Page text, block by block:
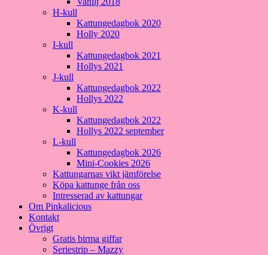
H-kull
Kattungedagbok 2020
Holly 2020
I-kull
Kattungedagbok 2021
Hollys 2021
J-kull
Kattungedagbok 2022
Hollys 2022
K-kull
Kattungedagbok 2022
Hollys 2022 september
L-kull
Kattungedagbok 2026
Mini-Cookies 2026
Kattungarnas vikt jämförelse
Köpa kattunge från oss
Intresserad av kattungar
Om Pinkalicious
Kontakt
Övrigt
Gratis birma giffar
Seriestrip – Mazzy